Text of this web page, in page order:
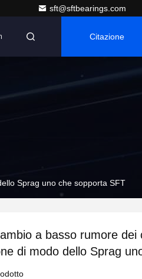
sft@sftbearings.com
Citazione
Sprag uno che sopporta SFT
a basso rumore dei
di modo dello Sprag